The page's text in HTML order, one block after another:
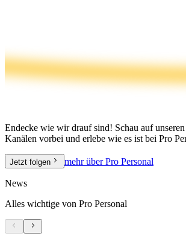
Endecke wie wir drauf sind! Schau auf
Kanälen vorbei und erlebe wie es ist bei Pro
Jetzt folgen mehr über Pro Personal
News
Alles wichtige von Pro Personal